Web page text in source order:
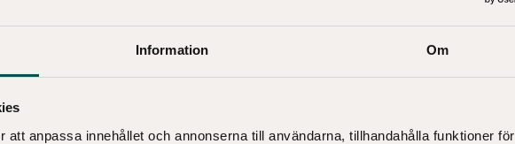
Information Om
att anpassa innehållet och annonserna till användarna, tillhandahålla funktioner för